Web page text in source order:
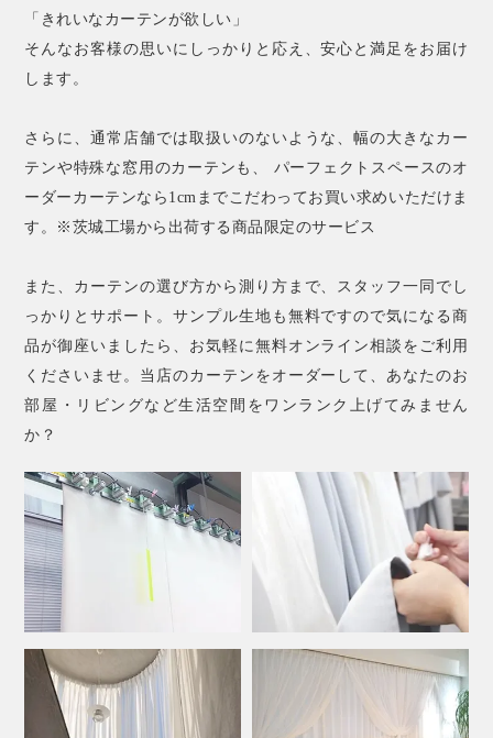
「きれいなカーテンが欲しい」
そんなお客様の思いにしっかりと応え、安心と満足をお届け
します。
さらに、通常店舗では取扱いのないような、幅の大きなカー
テンや特殊な窓用のカーテンも、 パーフェクトスペースのオ
ーダーカーテンなら1cmまでこだわってお買い求めいただけま
す。※茨城工場から出荷する商品限定のサービス
また、カーテンの選び方から測り方まで、スタッフ一同でし
っかりとサポート。サンプル生地も無料ですので気になる商
品が御座いましたら、お気軽に無料オンライン相談をご利用
くださいませ。当店のカーテンをオーダーして、あなたのお
部屋・リビングなど生活空間をワンランク上げてみません
か？